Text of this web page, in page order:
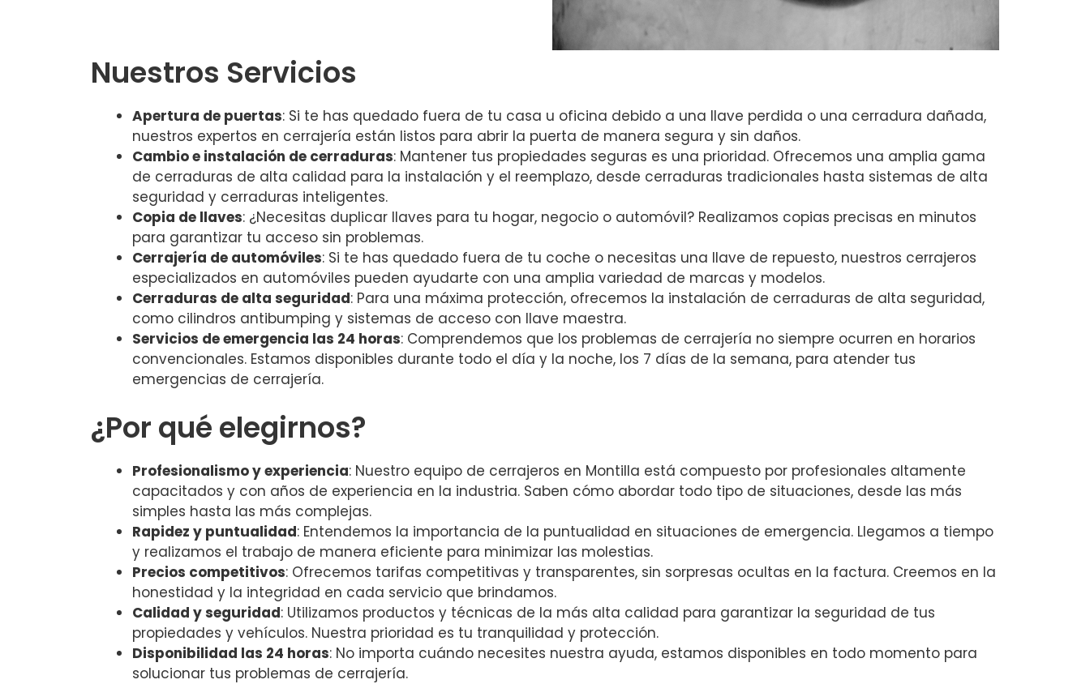
Nuestros Servicios
Apertura de puertas: Si te has quedado fuera de tu casa u oficina debido a una llave perdida o una cerradura dañada,
nuestros expertos en cerrajería están listos para abrir la puerta de manera segura y sin daños.
Cambio e instalación de cerraduras: Mantener tus propiedades seguras es una prioridad. Ofrecemos una amplia gama
de cerraduras de alta calidad para la instalación y el reemplazo, desde cerraduras tradicionales hasta sistemas de alta
seguridad y cerraduras inteligentes.
Copia de llaves: ¿Necesitas duplicar llaves para tu hogar, negocio o automóvil? Realizamos copias precisas en minutos
para garantizar tu acceso sin problemas.
Cerrajería de automóviles: Si te has quedado fuera de tu coche o necesitas una llave de repuesto, nuestros cerrajeros
especializados en automóviles pueden ayudarte con una amplia variedad de marcas y modelos.
Cerraduras de alta seguridad: Para una máxima protección, ofrecemos la instalación de cerraduras de alta seguridad,
como cilindros antibumping y sistemas de acceso con llave maestra.
Servicios de emergencia las 24 horas: Comprendemos que los problemas de cerrajería no siempre ocurren en horarios
convencionales. Estamos disponibles durante todo el día y la noche, los 7 días de la semana, para atender tus
emergencias de cerrajería.
¿Por qué elegirnos?
Profesionalismo y experiencia: Nuestro equipo de cerrajeros en Montilla está compuesto por profesionales altamente
capacitados y con años de experiencia en la industria. Saben cómo abordar todo tipo de situaciones, desde las más
simples hasta las más complejas.
Rapidez y puntualidad: Entendemos la importancia de la puntualidad en situaciones de emergencia. Llegamos a tiempo
y realizamos el trabajo de manera eficiente para minimizar las molestias.
Precios competitivos: Ofrecemos tarifas competitivas y transparentes, sin sorpresas ocultas en la factura. Creemos en la
honestidad y la integridad en cada servicio que brindamos.
Calidad y seguridad: Utilizamos productos y técnicas de la más alta calidad para garantizar la seguridad de tus
propiedades y vehículos. Nuestra prioridad es tu tranquilidad y protección.
Disponibilidad las 24 horas: No importa cuándo necesites nuestra ayuda, estamos disponibles en todo momento para
solucionar tus problemas de cerrajería.